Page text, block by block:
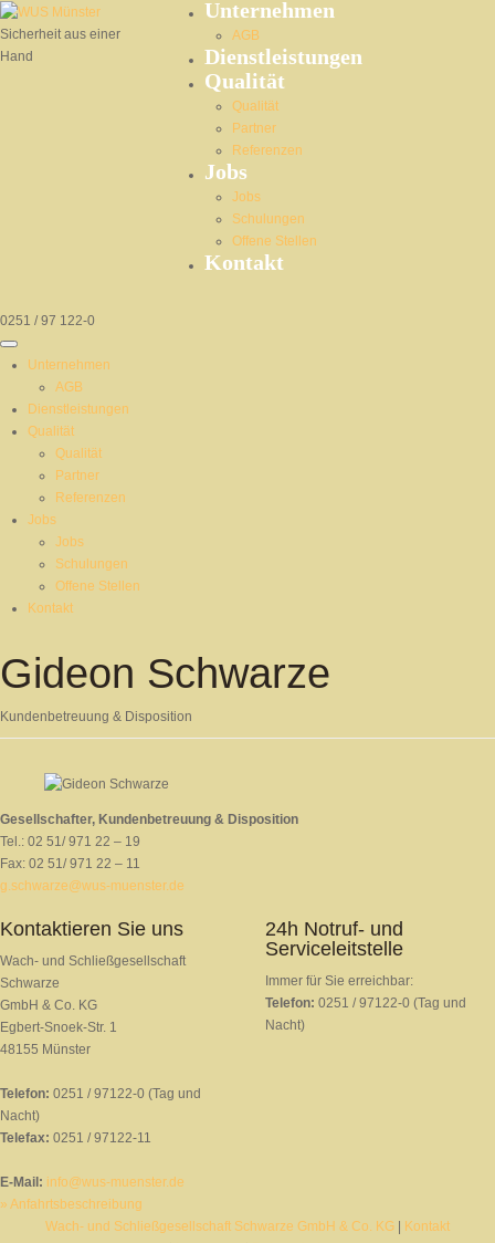
Sicherheit aus einer
Hand
Unternehmen
AGB
Dienstleistungen
Qualität
Qualität
Partner
Referenzen
Jobs
Jobs
Schulungen
Offene Stellen
Kontakt
0251 / 97 122-0
Unternehmen
AGB
Dienstleistungen
Qualität
Qualität
Partner
Referenzen
Jobs
Jobs
Schulungen
Offene Stellen
Kontakt
Gideon Schwarze
Kundenbetreuung & Disposition
Gesellschafter, Kundenbetreuung & Disposition
Tel.: 02 51/ 971 22 – 19
Fax: 02 51/ 971 22 – 11
g.schwarze@wus-muenster.de
Kontaktieren Sie uns
Wach- und Schließgesellschaft
Schwarze
GmbH & Co. KG
Egbert-Snoek-Str. 1
48155 Münster
Telefon: 0251 / 97122-0 (Tag und
Nacht)
Telefax: 0251 / 97122-11
E-Mail: info@wus-muenster.de
» Anfahrtsbeschreibung
24h Notruf- und
Serviceleitstelle
Immer für Sie erreichbar:
Telefon: 0251 / 97122-0 (Tag und
Nacht)
Wach- und Schließgesellschaft Schwarze GmbH & Co. KG | Kontakt